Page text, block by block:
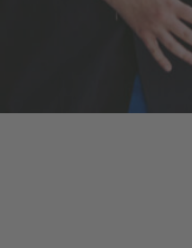
Klar, dass da im
Wie unterscheidet sich
Schnuppertage an. Oder
dich, in die Welt der